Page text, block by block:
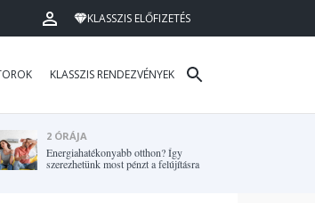
KLASSZIS ELŐFIZETÉS
KLASSZIS RENDEZVÉNYEK
2 ÓRÁJA
Energiahatékonyabb otthon? Így
szerezhetünk most pénzt a felújításra